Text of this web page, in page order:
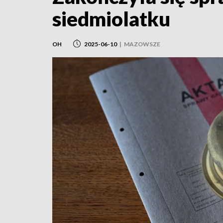
siedmiolatku
OH 2025-06-10 | MAZOWSZE